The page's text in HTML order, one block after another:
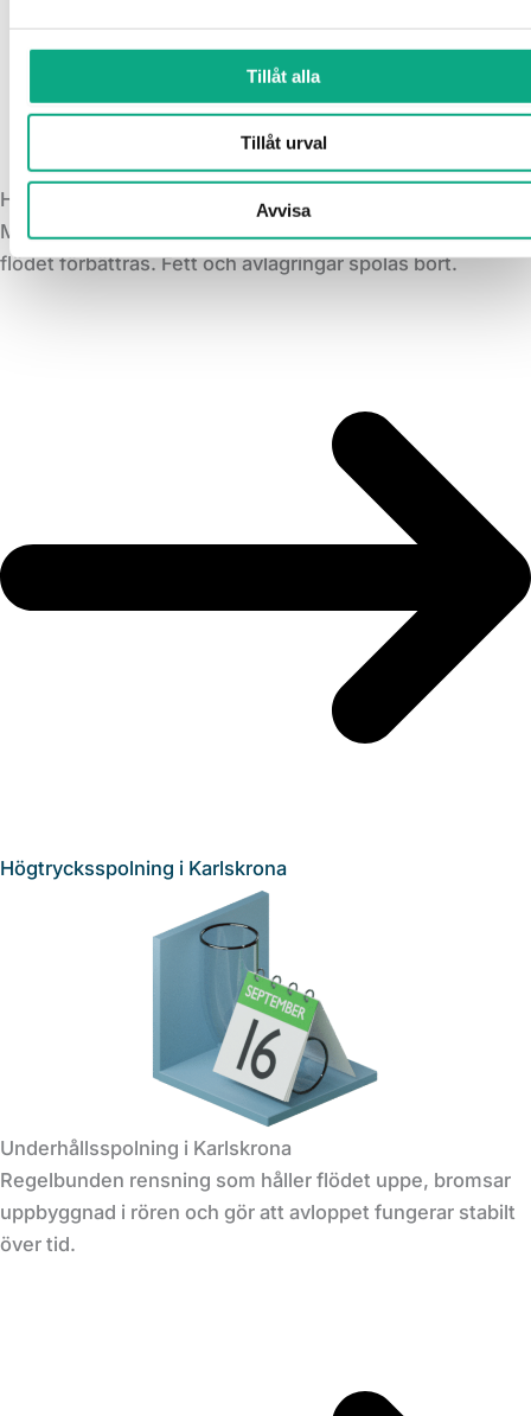
Tillåt alla
Tillåt urval
Avvisa
Högtrycksspolning i Karlskrona
Med skonsam högtrycksspolning rensas ledningarna och
flödet förbättras. Fett och avlagringar spolas bort.
Högtrycksspolning i Karlskrona
Underhållsspolning i Karlskrona
Regelbunden rensning som håller flödet uppe, bromsar
uppbyggnad i rören och gör att avloppet fungerar stabilt
över tid.